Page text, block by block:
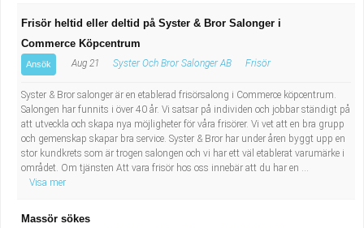
Frisör heltid eller deltid på Syster & Bror Salonger i
Commerce Köpcentrum
Ansök Aug 21 Syster Och Bror Salonger AB Frisör
Syster & Bror salonger är en etablerad frisörsalong i Commerce köpcentrum.
Salongen har funnits i över 40 år. Vi satsar på individen och jobbar ständigt på
att utveckla och skapa nya möjligheter för våra frisörer. Vi vet att en bra grupp
och gemenskap skapar bra service. Syster & Bror har under åren byggt upp en
stor kundkrets som är trogen salongen och vi har ett väl etablerat varumärke i
området. Om tjänsten Att vara frisör hos oss innebär att du har en ...
Visa mer
Massör sökes